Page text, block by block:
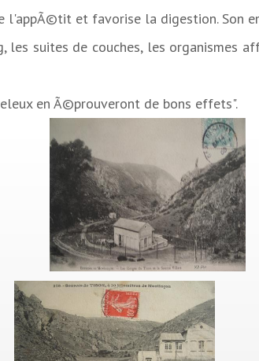
et favorise la digestion. Son
les suites de couches, les organismes
en Ã©prouveront de bons effets".